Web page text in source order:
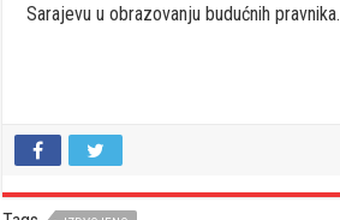
Sarajevu u obrazovanju budućnih pravnika.